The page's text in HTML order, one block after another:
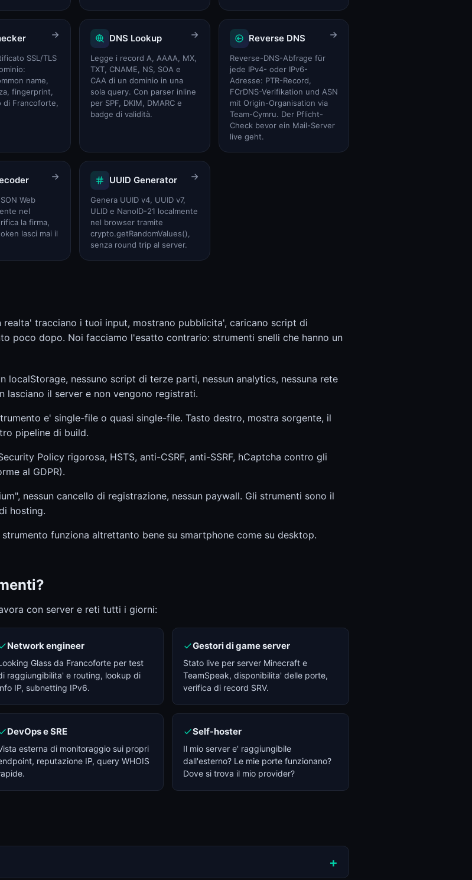
SSL/TLS
name,
fingerprint,
di Francoforte,
DNS Lookup
Legge i record A, AAAA, MX,
TXT, CNAME, NS, SOA e
CAA di un dominio in una
sola query. Con parser inline
per SPF, DKIM, DMARC e
badge di validità.
Reverse DNS
Reverse-DNS-Abfrage für
jede IPv4- oder IPv6-
Adresse: PTR-Record,
FCrDNS-Verifikation und ASN
mit Origin-Organisation via
Team-Cymru. Der Pflicht-
Check bevor ein Mail-Server
live geht.
Web
nel
la firma,
lasci mai il
UUID Generator
Genera UUID v4, UUID v7,
ULID e NanoID-21 localmente
nel browser tramite
crypto.getRandomValues(),
senza round trip al server.
tracciano i tuoi input, mostrano pubblicita', caricano script di
poco dopo. Noi facciamo l'esatto contrario: strumenti snelli che hanno un
localStorage, nessuno script di terze parti, nessun analytics, nessuna rete
lasciano il server e non vengono registrati.
e' single-file o quasi single-file. Tasto destro, mostra sorgente, il
pipeline di build.
Policy rigorosa, HSTS, anti-CSRF, anti-SSRF, hCaptcha contro gli
al GDPR).
nessun cancello di registrazione, nessun paywall. Gli strumenti sono il
hosting.
strumento funziona altrettanto bene su smartphone come su desktop.
con server e reti tutti i giorni:
Network engineer
Glass da Francoforte per test
raggiungibilita' e routing, lookup di
IP, subnetting IPv6.
Gestori di game server
Stato live per server Minecraft e
TeamSpeak, disponibilita' delle porte,
verifica di record SRV.
DevOps e SRE
esterna di monitoraggio sui propri
reputazione IP, query WHOIS
Self-hoster
Il mio server e' raggiungibile
dall'esterno? Le mie porte funzionano?
Dove si trova il mio provider?